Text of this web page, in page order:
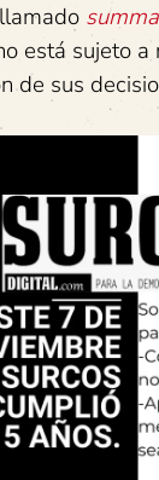
está sujeto
de sus